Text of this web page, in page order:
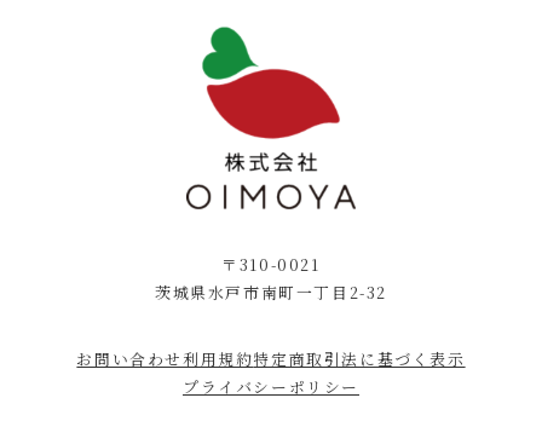
〒310-0021
茨城県水戸市南町一丁目2-32
お問い合わせ利用規約特定商取引法に基づく表示
プライバシーポリシー